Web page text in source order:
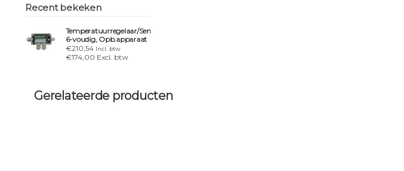
Recent bekeken
Temperatuurregelaar/Sensor
6-voudig, Opb.apparaat
€210,54 Incl. btw
€174,00 Excl. btw
Gerelateerde producten